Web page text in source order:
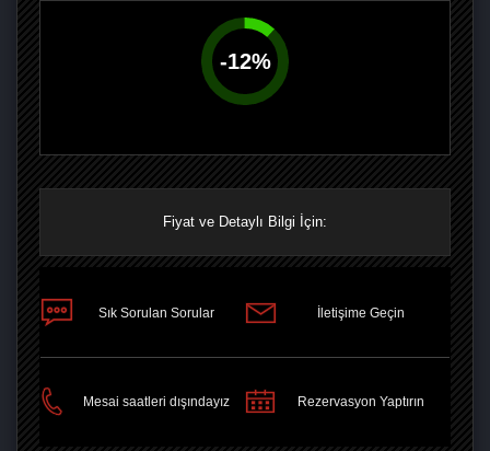
-12%
Fiyat ve Detaylı Bilgi İçin:
Sık Sorulan Sorular İletişime Geçin
Mesai saatleri dışındayız Rezervasyon Yaptırın